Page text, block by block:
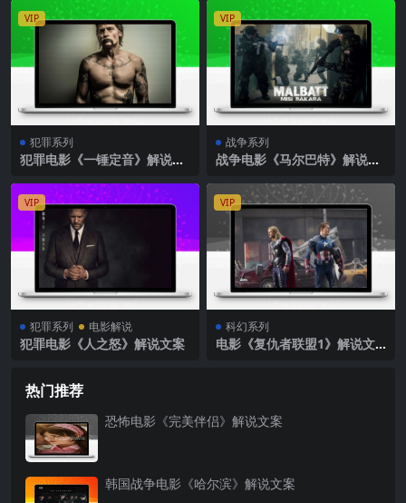
VIP
犯罪系列
犯罪电影《一锤定音》解说文
VIP
战争系列
战争电影《马尔巴特》解说文
VIP
犯罪系列 电影解说
犯罪电影《人之怒》解说文案
VIP
科幻系列
电影《复仇者联盟1》解说文
热门推荐
恐怖电影《完美伴侣》解说文案
韩国战争电影《哈尔滨》解说文案